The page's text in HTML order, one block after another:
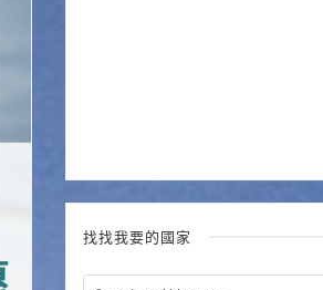
找找我要的國家